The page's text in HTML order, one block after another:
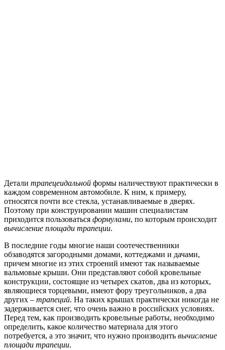
Детали трапецеидальной формы наличествуют практически в
каждом современном автомобиле. К ним, к примеру,
относятся почти все стекла, устанавливаемые в дверях.
Поэтому при конструировании машин специалистам
приходится пользоваться формулами, по которым происходит
вычисление площади трапеции.
В последние годы многие наши соотечественники
обзаводятся загородными домами, коттеджами и дачами,
причем многие из этих строений имеют так называемые
вальмовые крыши. Они представляют собой кровельные
конструкции, состоящие из четырех скатов, два из которых,
являющиеся торцевыми, имеют фору треугольников, а два
других – трапеций. На таких крышах практически никогда не
задерживается снег, что очень важно в российских условиях.
Перед тем, как производить кровельные работы, необходимо
определить, какое количество материала для этого
потребуется, а это значит, что нужно производить вычисление
площади трапеции.